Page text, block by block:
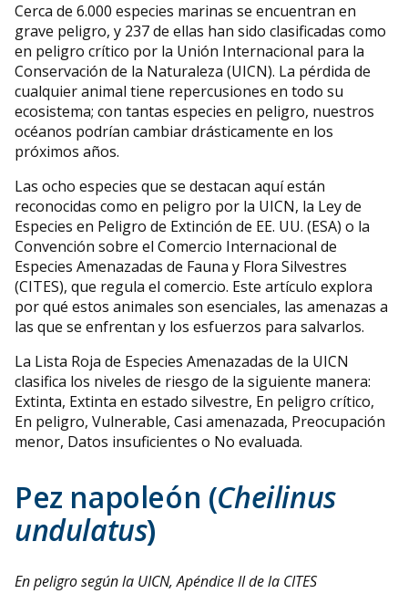
Cerca de 6.000 especies marinas se encuentran en
grave peligro, y 237 de ellas han sido clasificadas como
en peligro crítico por la Unión Internacional para la
Conservación de la Naturaleza (UICN). La pérdida de
cualquier animal tiene repercusiones en todo su
ecosistema; con tantas especies en peligro, nuestros
océanos podrían cambiar drásticamente en los
próximos años.
Las ocho especies que se destacan aquí están
reconocidas como en peligro por la UICN, la Ley de
Especies en Peligro de Extinción de EE. UU. (ESA) o la
Convención sobre el Comercio Internacional de
Especies Amenazadas de Fauna y Flora Silvestres
(CITES), que regula el comercio. Este artículo explora
por qué estos animales son esenciales, las amenazas a
las que se enfrentan y los esfuerzos para salvarlos.
La Lista Roja de Especies Amenazadas de la UICN
clasifica los niveles de riesgo de la siguiente manera:
Extinta, Extinta en estado silvestre, En peligro crítico,
En peligro, Vulnerable, Casi amenazada, Preocupación
menor, Datos insuficientes o No evaluada.
Pez napoleón (Cheilinus
undulatus)
En peligro según la UICN, Apéndice II de la CITES